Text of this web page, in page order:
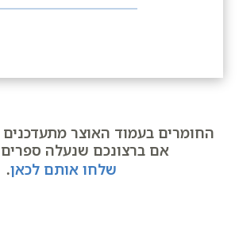
החומרים בעמוד האוצר
אם ברצונכם שנעלה ספרים
שלחו אותם לכאן.